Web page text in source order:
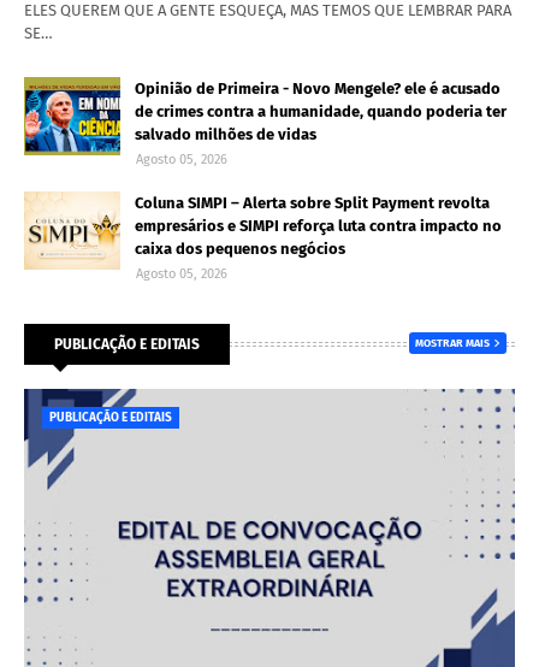
ELES QUEREM QUE A GENTE ESQUEÇA, MAS TEMOS QUE LEMBRAR PARA
SE…
Opinião de Primeira - Novo Mengele? ele é acusado
de crimes contra a humanidade, quando poderia ter
salvado milhões de vidas
Agosto 05, 2026
Coluna SIMPI – Alerta sobre Split Payment revolta
empresários e SIMPI reforça luta contra impacto no
caixa dos pequenos negócios
Agosto 05, 2026
PUBLICAÇÃO E EDITAIS MOSTRAR MAIS
PUBLICAÇÃO E EDITAIS